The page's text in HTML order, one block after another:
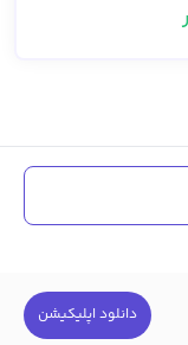
دانلود اپلیکیشن